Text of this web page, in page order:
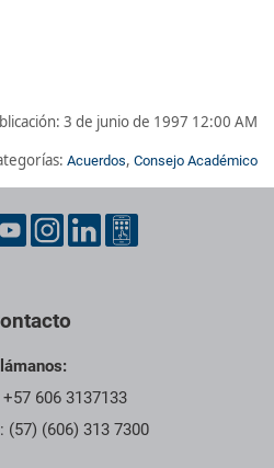
3 de junio de 1997 12:00 AM
Acuerdos, Consejo Académico
de contacto, redes sociales y
606 3137133
(57) (606) 313 7300